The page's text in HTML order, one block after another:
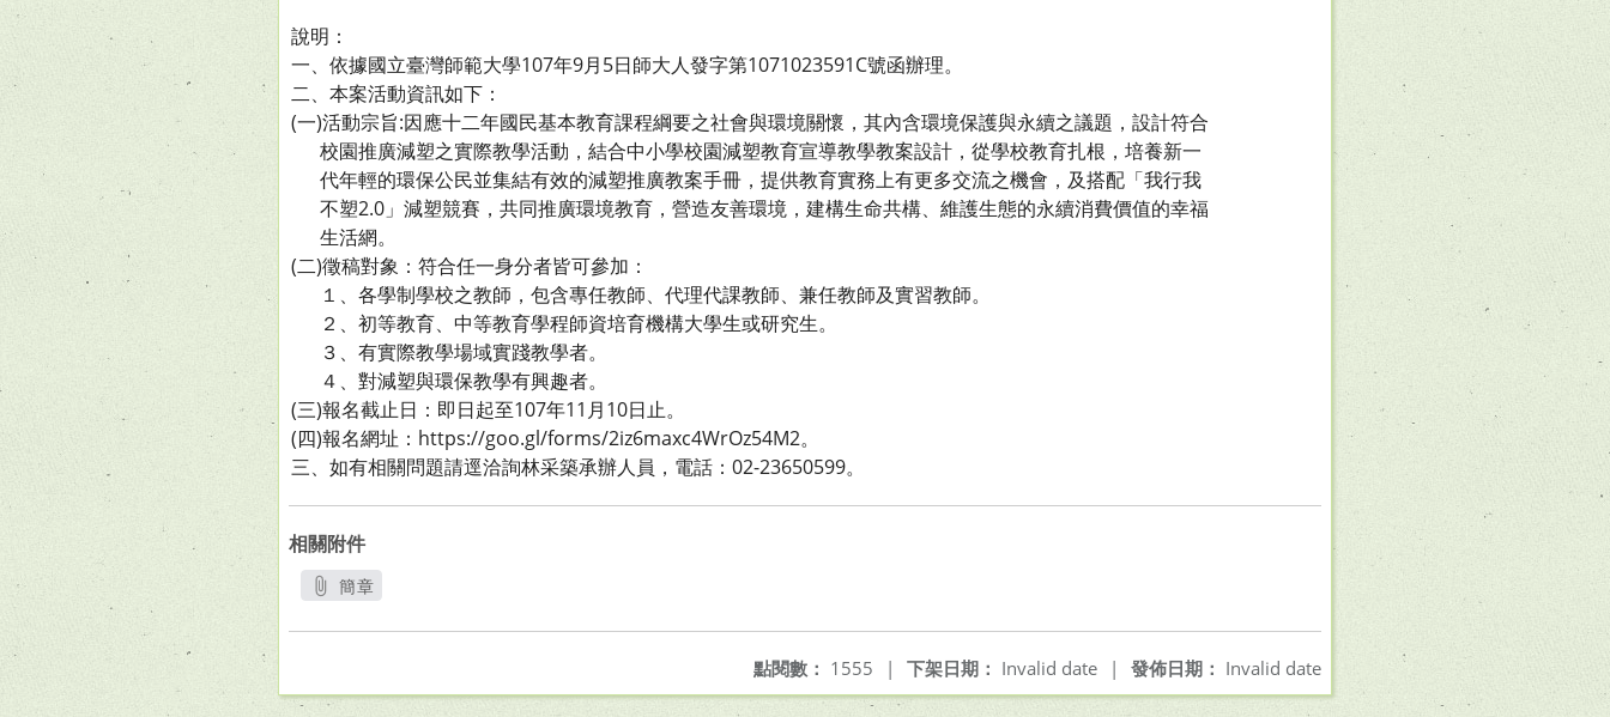
說明：
一、依據國立臺灣師範大學107年9月5日師大人發字第1071023591C號函辦理。
二、本案活動資訊如下：
(一)活動宗旨:因應十二年國民基本教育課程綱要之社會與環境關懷，其內含環境保護與永續之議題，設計符合
校園推廣減塑之實際教學活動，結合中小學校園減塑教育宣導教學教案設計，從學校教育扎根，培養新一
代年輕的環保公民並集結有效的減塑推廣教案手冊，提供教育實務上有更多交流之機會，及搭配「我行我
不塑2.0」減塑競賽，共同推廣環境教育，營造友善環境，建構生命共構、維護生態的永續消費價值的幸福
生活網。
(二)徵稿對象：符合任一身分者皆可參加：
１、各學制學校之教師，包含專任教師、代理代課教師、兼任教師及實習教師。
２、初等教育、中等教育學程師資培育機構大學生或研究生。
３、有實際教學場域實踐教學者。
４、對減塑與環保教學有興趣者。
(三)報名截止日：即日起至107年11月10日止。
(四)報名網址：https://goo.gl/forms/2iz6maxc4WrOz54M2。
三、如有相關問題請逕洽詢林采築承辦人員，電話：02-23650599。
相關附件
簡章
發佈日期： Invalid date
下架日期： Invalid date |
點閱數： 1555 |